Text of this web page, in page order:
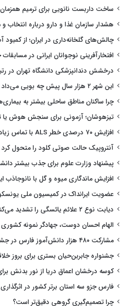
ساخت داربست نانویی برای ترمیم
هشدار سازمان غذا و دارو درباره
چالش‌های گلخانه‌داری در ایران؛ از کمبود
افتخارآفرینی نوجوانان ایرانی در مسابقات
درخشش دندانپزشکی دانشگاه تهران در
این شهر ۲ هزار سال پیش چه بویی می‌داد
چرا ساکنان مناطق ساحلی بیشتر به
تیزهوشان؛ آزمونی برای سنجش هوش یا
افزایش ۷۰ درصدی خطر ALS با تماس زیاد با علف‌کش‌ها
آنتروپیک حالت صوتی کلود را متحول کرد
پیشنهاد وزارت علوم برای جذب بیشتر
افزایش ماندگاری میوه و گل با نانوجاذب
عضویت ایرانداک در کمیسیون ملی
دیابت نوع ۲ علائم یائسگی را تشدید می‌کند
الهام احسان دوست، جهادگر نمونه
مشارکت ۴۸۰ هزار دانش‌آموز فارس در جشنواره استانی جابر بن حیان
جشنواره جابربن‌حیان بستری برای بروز
کوسه درخشان اعماق دریا از نور بدنش
فارس جزو سه استان برتر کشور در
چرا تصمیم‌گیری گروهی دقیق‌تر است؟